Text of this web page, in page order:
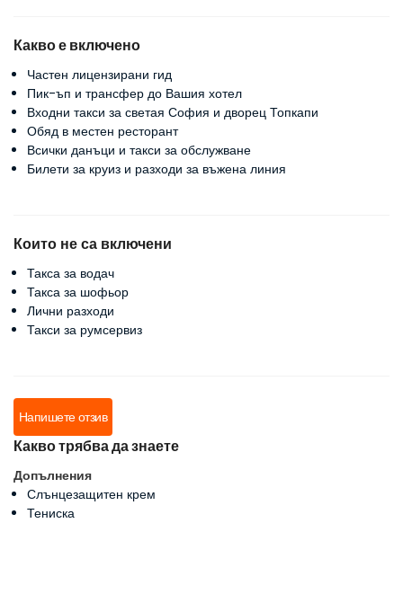
Какво е включено
Частен лицензирани гид
Пик-ъп и трансфер до Вашия хотел
Входни такси за светая София и дворец Топкапи
Обяд в местен ресторант
Всички данъци и такси за обслужване
Билети за круиз и разходи за въжена линия
Които не са включени
Такса за водач
Такса за шофьор
Лични разходи
Такси за румсервиз
Напишете отзив
Какво трябва да знаете
Допълнения
Слънцезащитен крем
Тениска